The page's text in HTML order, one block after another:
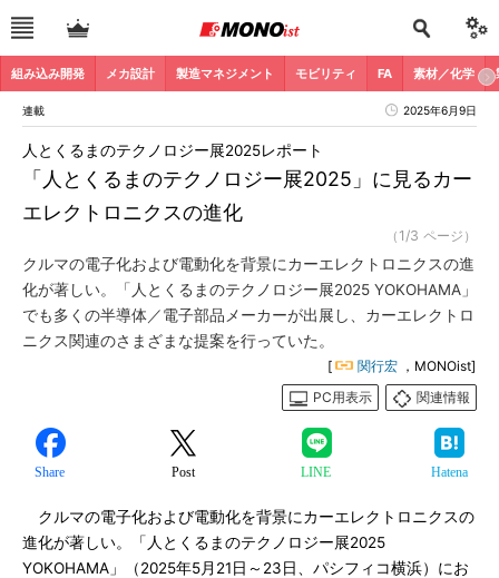
組み込み開発 メカ設計 製造マネジメント モビリティ FA 素材／化学
連載 2025年6月9日
「人とくるまのテクノロジー展2025」に見るカー
エレクトロニクスの進化
人とくるまのテクノロジー展2025レポート
（1/3 ページ）
クルマの電子化および電動化を背景にカーエレクトロニクスの進
化が著しい。「人とくるまのテクノロジー展2025 YOKOHAMA」
でも多くの半導体／電子部品メーカーが出展し、カーエレクトロ
ニクス関連のさまざまな提案を行っていた。
[ 関行宏 ，MONOist]
PC用表示
関連情報
Share Post LINE Hatena
クルマの電子化および電動化を背景にカーエレクトロニクスの
進化が著しい。「人とくるまのテクノロジー展2025
YOKOHAMA」（2025年5月21日～23日、パシフィコ横浜）にお